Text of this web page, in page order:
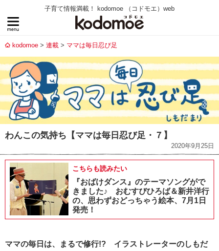
子育て情報満載！ kodomoe （コドモエ）web
kodomoe 連載 ママは毎日忍び足
わんこの気持ち【ママは毎日忍び足・７】
2020年9月25日
こちらも読みたい
『おばけダンス』のテーマソングがで
きました♪ おむすびひろば＆新井洋行
の、思わずおどっちゃう絵本、7月1日
発売！
ママの毎日は、まるで修行!? イラストレーターのしもだ